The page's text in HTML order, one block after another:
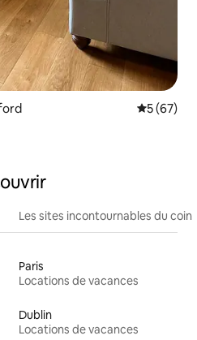
Note
5 (67)
Les sites incontournables du coin
Paris
Locations de vacances
Dublin
Locations de vacances